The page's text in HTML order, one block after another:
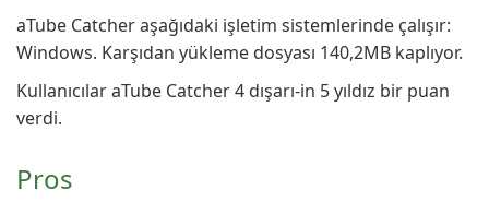
aTube Catcher aşağıdaki işletim sistemlerinde çalışır:
Windows. Karşıdan yükleme dosyası 140,2MB kaplıyor.
Kullanıcılar aTube Catcher 4 dışarı-in 5 yıldız bir puan
verdi.
Pros